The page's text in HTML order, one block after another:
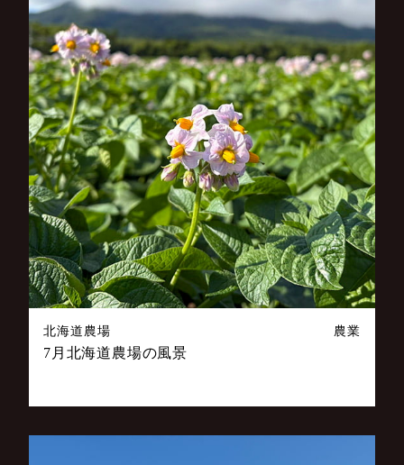
北海道農場 農業
7月北海道農場の風景